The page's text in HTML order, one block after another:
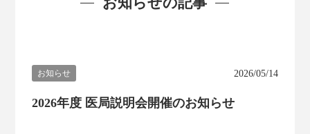
2026年度 医局説明会開催のお知らせ
お知らせ 2026/05/14